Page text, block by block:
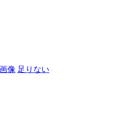
画像 足りない